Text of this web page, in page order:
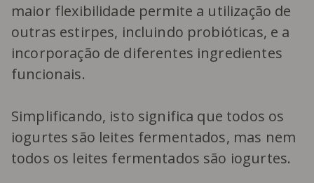
maior flexibilidade permite a utilização de
outras estirpes, incluindo probióticas, e a
incorporação de diferentes ingredientes
funcionais.
Simplificando, isto significa que todos os
iogurtes são leites fermentados, mas nem
todos os leites fermentados são iogurtes.